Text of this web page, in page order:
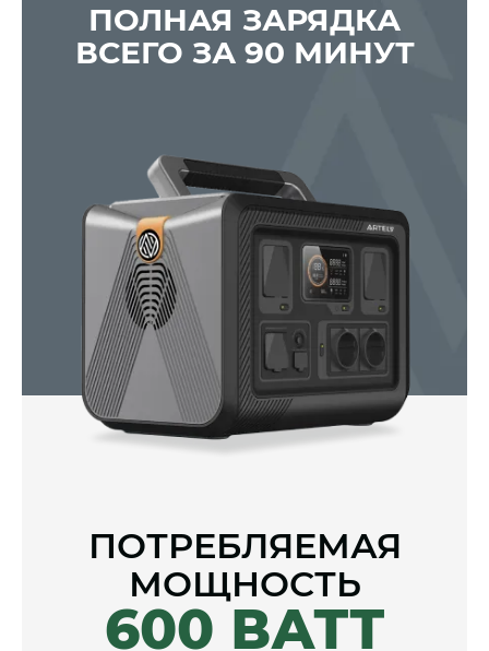
ПОЛНАЯ ЗАРЯДКА
ВСЕГО ЗА 90 МИНУТ
ПОТРЕБЛЯЕМАЯ
МОЩНОСТЬ
600 ВАТТ